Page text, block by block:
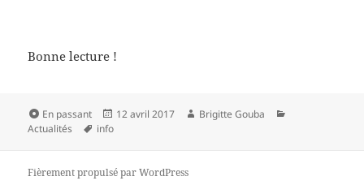
Bonne lecture !
Format
En passant
Publié
12 avril 2017 Auteur
Brigitte Gouba
Actualités
Mots-
info
Fièrement propulsé par WordPress